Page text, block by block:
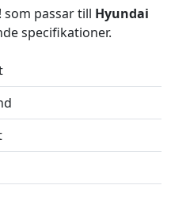
passar till Hyundai
specifikationer.